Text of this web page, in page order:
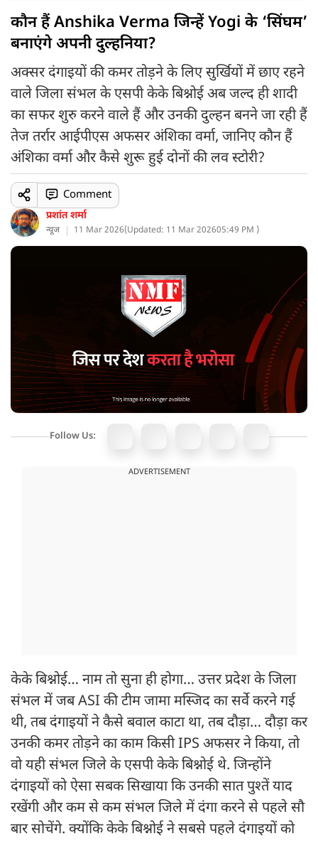
कौन हैं Anshika Verma जिन्हें Yogi के ‘सिंघम’
बनाएंगे अपनी दुल्हनिया?
अक्सर दंगाइयों की कमर तोड़ने के लिए सुर्खियों में छाए रहने
वाले जिला संभल के एसपी केके बिश्नोई अब जल्द ही शादी
का सफर शुरु करने वाले हैं और उनकी दुल्हन बनने जा रही हैं
तेज तर्रार आईपीएस अफसर अंशिका वर्मा, जानिए कौन हैं
अंशिका वर्मा और कैसे शुरू हुई दोनों की लव स्टोरी?
प्रशांत शर्मा
न्यूज 11 Mar 2026(Updated: 11 Mar 202605:49 PM )
Comment
Follow Us:
ADVERTISEMENT
केके बिश्नोई… नाम तो सुना ही होगा… उत्तर प्रदेश के जिला
संभल में जब ASI की टीम जामा मस्जिद का सर्वे करने गई
थी, तब दंगाइयों ने कैसे बवाल काटा था, तब दौड़ा… दौड़ा कर
उनकी कमर तोड़ने का काम किसी IPS अफसर ने किया, तो
वो यही संभल जिले के एसपी केके बिश्नोई थे. जिन्होंने
दंगाइयों को ऐसा सबक सिखाया कि उनकी सात पुश्तें याद
रखेंगी और कम से कम संभल जिले में दंगा करने से पहले सौ
बार सोचेंगे. क्योंकि केके बिश्नोई ने सबसे पहले दंगाइयों को